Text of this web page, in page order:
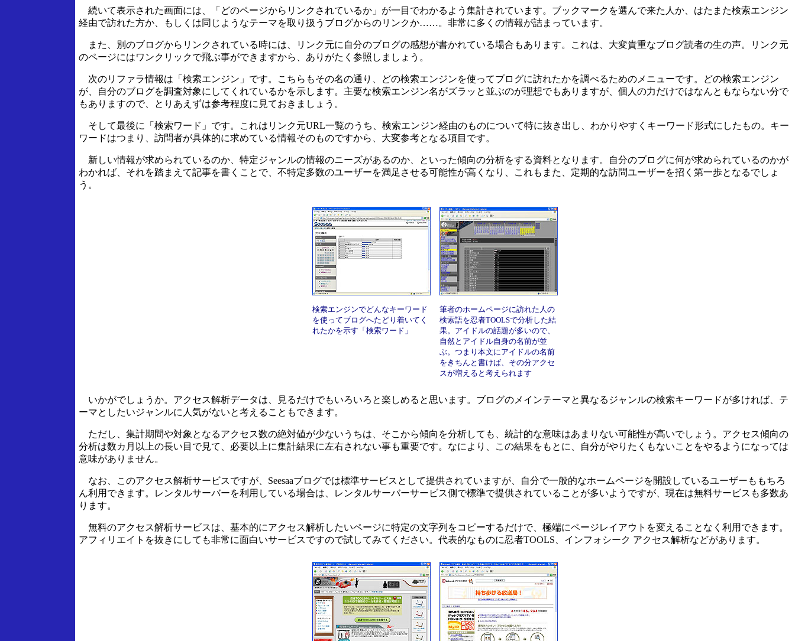
続いて表示された画面には、「どのページからリンクされているか」が一目でわかるよう集計されています。ブックマークを選んで来た人か、はたまた検索エンジン
経由で訪れた方か、もしくは同じようなテーマを取り扱うブログからのリンクか……。非常に多くの情報が詰まっています。
また、別のブログからリンクされている時には、リンク元に自分のブログの感想が書かれている場合もあります。これは、大変貴重なブログ読者の生の声。リンク元
のページにはワンクリックで飛ぶ事ができますから、ありがたく参照しましょう。
次のリファラ情報は「検索エンジン」です。こちらもその名の通り、どの検索エンジンを使ってブログに訪れたかを調べるためのメニューです。どの検索エンジン
が、自分のブログを調査対象にしてくれているかを示します。主要な検索エンジン名がズラッと並ぶのが理想でもありますが、個人の力だけではなんともならない分で
もありますので、とりあえずは参考程度に見ておきましょう。
そして最後に「検索ワード」です。これはリンク元URL一覧のうち、検索エンジン経由のものについて特に抜き出し、わかりやすくキーワード形式にしたもの。キー
ワードはつまり、訪問者が具体的に求めている情報そのものですから、大変参考となる項目です。
新しい情報が求められているのか、特定ジャンルの情報のニーズがあるのか、といった傾向の分析をする資料となります。自分のブログに何が求められているのかが
わかれば、それを踏まえて記事を書くことで、不特定多数のユーザーを満足させる可能性が高くなり、これもまた、定期的な訪問ユーザーを招く第一歩となるでしょ
う。
検索エンジンでどんなキーワード
を使ってブログへたどり着いてく
れたかを示す「検索ワード」
筆者のホームページに訪れた人の
検索語を忍者TOOLSで分析した結
果。アイドルの話題が多いので、
自然とアイドル自身の名前が並
ぶ。つまり本文にアイドルの名前
をきちんと書けば、その分アクセ
スが増えると考えられます
いかがでしょうか。アクセス解析データは、見るだけでもいろいろと楽しめると思います。ブログのメインテーマと異なるジャンルの検索キーワードが多ければ、テ
ーマとしたいジャンルに人気がないと考えることもできます。
ただし、集計期間や対象となるアクセス数の絶対値が少ないうちは、そこから傾向を分析しても、統計的な意味はあまりない可能性が高いでしょう。アクセス傾向の
分析は数カ月以上の長い目で見て、必要以上に集計結果に左右されない事も重要です。なにより、この結果をもとに、自分がやりたくもないことをやるようになっては
意味がありません。
なお、このアクセス解析サービスですが、Seesaaブログでは標準サービスとして提供されていますが、自分で一般的なホームページを開設しているユーザーももちろ
ん利用できます。レンタルサーバーを利用している場合は、レンタルサーバーサービス側で標準で提供されていることが多いようですが、現在は無料サービスも多数あ
ります。
無料のアクセス解析サービスは、基本的にアクセス解析したいページに特定の文字列をコピーするだけで、極端にページレイアウトを変えることなく利用できます。
アフィリエイトを抜きにしても非常に面白いサービスですので試してみてください。代表的なものに忍者TOOLS、インフォシーク アクセス解析などがあります。